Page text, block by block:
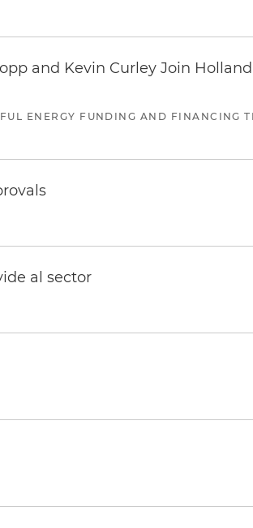
and Kevin Curley Join
ENERGY FUNDING AND FINANCING
al sector